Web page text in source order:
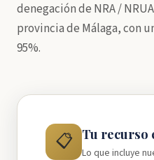
denegación de NRA /
provincia de Málaga, con
95%.
📋 Tu recurso
Lo que incluye